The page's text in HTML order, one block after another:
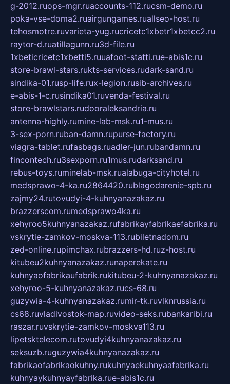
g-2012.ruops-mgr.ruaccounts-112.rucsm-demo.ru
poka-vse-doma2.ruairgungames.ruallseo-host.ru
tehosmotre.ruvarieta-yug.rucricetc1xbetr1xbetcc2.ru
raytor-d.ruatillagunn.ru3d-file.ru
1xbeticricetc1xbetti5.ruuafoot-statti.rue-abis1c.ru
store-brawl-stars.rukts-services.rudark-sand.ru
sindika-01.rusp-life.rux-legion.rusib-archives.ru
e-abis-1-c.rusindika01.ruvenda-festival.ru
store-brawlstars.rudooraleksandria.ru
antenna-highly.rumine-lab-msk.ru1-mus.ru
3-sex-porn.ruban-damn.rupurse-factory.ru
viagra-tablet.rufasbags.ruadler-jun.rubandamn.ru
fincontech.ru3sexporn.ru1mus.rudarksand.ru
rebus-toys.ruminelab-msk.rualabuga-cityhotel.ru
medsprawo-4-ka.ru2864420.rublagodarenie-spb.ru
zajmy24.rutovudyi-4-kuhnyanazakaz.ru
brazzerscom.rumedsprawo4ka.ru
xehyroo5kuhnyanazakaz.rufabrikayfabrikaefabrika.ru
vskrytie-zamkov-moskva-113.rubiletnadom.ru
zed-online.rupimchax.rubrazzers-hd.ruz-host.ru
kitubeu2kuhnyanazakaz.runaperekate.ru
kuhnyaofabrikaufabrik.rukitubeu-2-kuhnyanazakaz.ru
xehyroo-5-kuhnyanazakaz.rucs-68.ru
guzywia-4-kuhnyanazakaz.rumir-tk.ruvlknrussia.ru
cs68.ruvladivostok-map.ruvideo-seks.rubankaribi.ru
raszar.ruvskrytie-zamkov-moskva113.ru
lipetsktelecom.rutovudyi4kuhnyanazakaz.ru
seksuzb.ruguzywia4kuhnyanazakaz.ru
fabrikaofabrikaokuhny.rukuhnyaekuhnyaafabrika.ru
kuhnyaykuhnyayfabrika.rue-abis1c.ru